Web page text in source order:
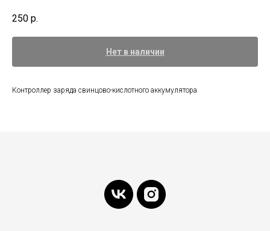
250 р.
Нет в наличии
Контроллер заряда свинцово-кислотного аккумулятора